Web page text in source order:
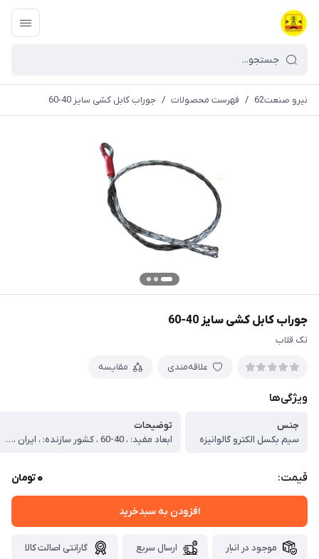
نیرو صنعت62 / فهرست محصولات / جوراب کابل کشی سایز 40-60
جوراب کابل کشی سایز 40-60
تک قلاب
علاقه‌مندی مقایسه
ویژگی‌ها
جنس
سیم بکسل الکترو گالوانیزه
توضیحات
ابعاد مفید: ، 40-60 ، کشور سازنده: ، ایران ، وزن: 1000 g ، ابعاد: 120 cm
قیمت: 0تومان
افزودن به سبدخرید
موجود در انبار ارسال سریع گارانتی اصالت کالا